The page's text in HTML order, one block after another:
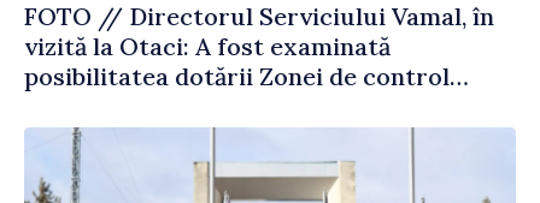
FOTO // Directorul Serviciului Vamal, în
vizită la Otaci: A fost examinată
posibilitatea dotării Zonei de control